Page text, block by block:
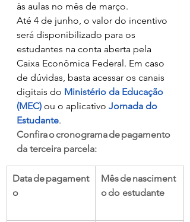
às aulas no mês de março.
Até 4 de junho, o valor do incentivo
será disponibilizado para os
estudantes na conta aberta pela
Caixa Econômica Federal. Em caso
de dúvidas, basta acessar os canais
digitais do Ministério da Educação
(MEC) ou o aplicativo Jornada do
Estudante.
Confira o cronograma de pagamento
da terceira parcela:
Data de pagament
o
Mês de nasciment
o do estudante